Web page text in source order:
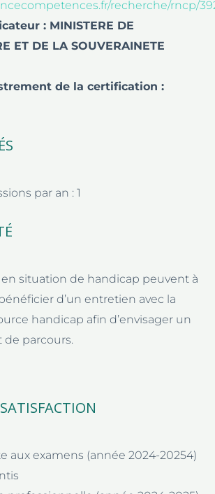
recherche/rncp/
: MINISTERE DE
ET DE LA SOUVERAINETE
de la certification :
par an : 1
en situation de handicap peuvent à
d’un entretien avec la
handicap afin d’envisager un
parcours.
aux examens (année 2024-20254)